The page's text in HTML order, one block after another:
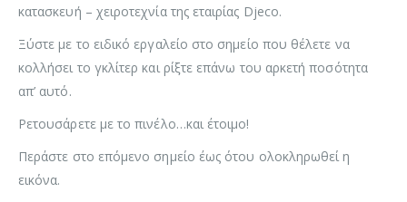
κατασκευή – χειροτεχνία της εταιρίας Djeco.
Ξύστε με το ειδικό εργαλείο στο σημείο που θέλετε να
κολλήσει το γκλίτερ και ρίξτε επάνω του αρκετή ποσότητα
απ’ αυτό.
Ρετουσάρετε με το πινέλο…και έτοιμο!
Περάστε στο επόμενο σημείο έως ότου ολοκληρωθεί η
εικόνα.